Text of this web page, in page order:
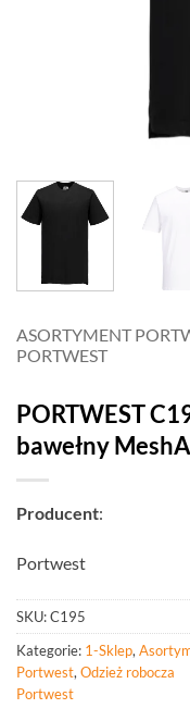
ASORTYMENT
PORTWEST
PORTWEST
bawełny
Producent:
Portwest
SKU:C195
Kategorie: 1-Sklep,
Portwest, Odzież robocza
Portwest